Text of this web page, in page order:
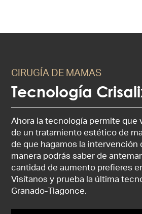
CIRUGÍA DE MAMAS
Tecnología
Ahora la tecnología permite que
de un tratamiento estético de
de que hagamos la intervención
manera podrás saber de
cantidad de aumento prefieres
Visítanos y prueba la última
Granado-Tiagonce.